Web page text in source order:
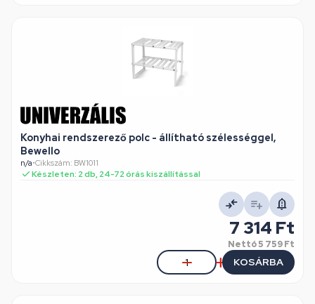
Konyhai rendszerező polc - állítható szélességgel,
Bewello
n/a•Cikkszám: BW1011
Készleten: 2 db, 24-72 órás kiszállítással
7 314 Ft
Nettó5 759 Ft
KOSÁRBA